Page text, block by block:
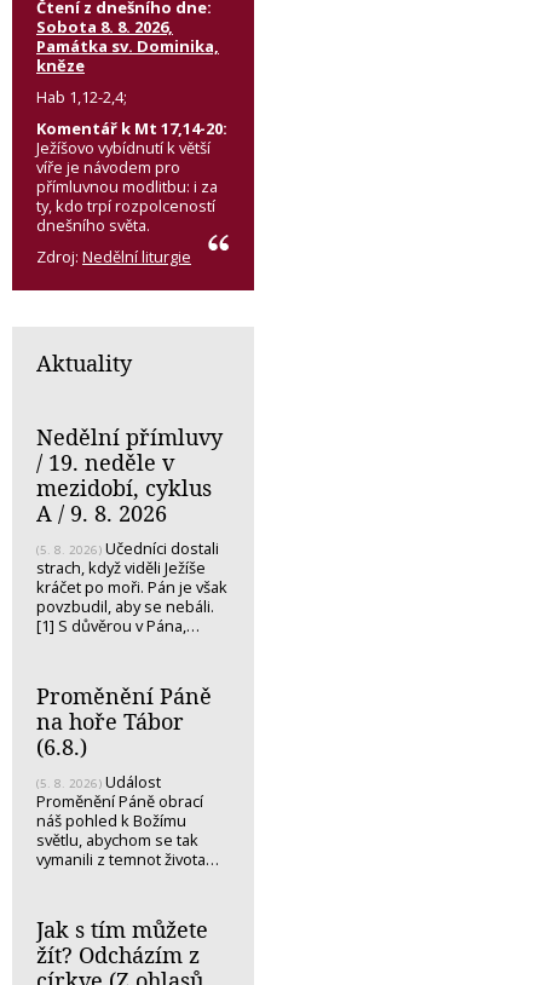
Čtení z dnešního dne:
Sobota 8. 8. 2026,
Památka sv. Dominika,
kněze
Hab 1,12-2,4;
Komentář k Mt 17,14-20:
Ježíšovo vybídnutí k větší
víře je návodem pro
přímluvnou modlitbu: i za
ty, kdo trpí rozpolceností
dnešního světa.
Zdroj: Nedělní liturgie
Aktuality
Nedělní přímluvy
/ 19. neděle v
mezidobí, cyklus
A / 9. 8. 2026
(5. 8. 2026) Učedníci dostali
strach, když viděli Ježíše
kráčet po moři. Pán je však
povzbudil, aby se nebáli.
[1] S důvěrou v Pána,…
Proměnění Páně
na hoře Tábor
(6.8.)
(5. 8. 2026) Událost
Proměnění Páně obrací
náš pohled k Božímu
světlu, abychom se tak
vymanili z temnot života…
Jak s tím můžete
žít? Odcházím z